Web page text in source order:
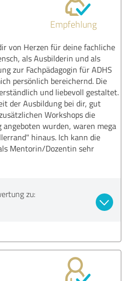
Empfehlung
von Herzen für deine fachliche
als Ausbilderin und als
zur Fachpädagogin für ADHS
persönlich bereichernd. Die
und liebevoll gestaltet.
der Ausbildung bei dir, gut
Workshops die
wurden, waren mega
hinaus. Ich kann die
Mentorin/Dozentin sehr
zu: